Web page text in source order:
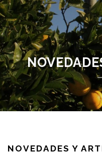
NOVEDADES Y